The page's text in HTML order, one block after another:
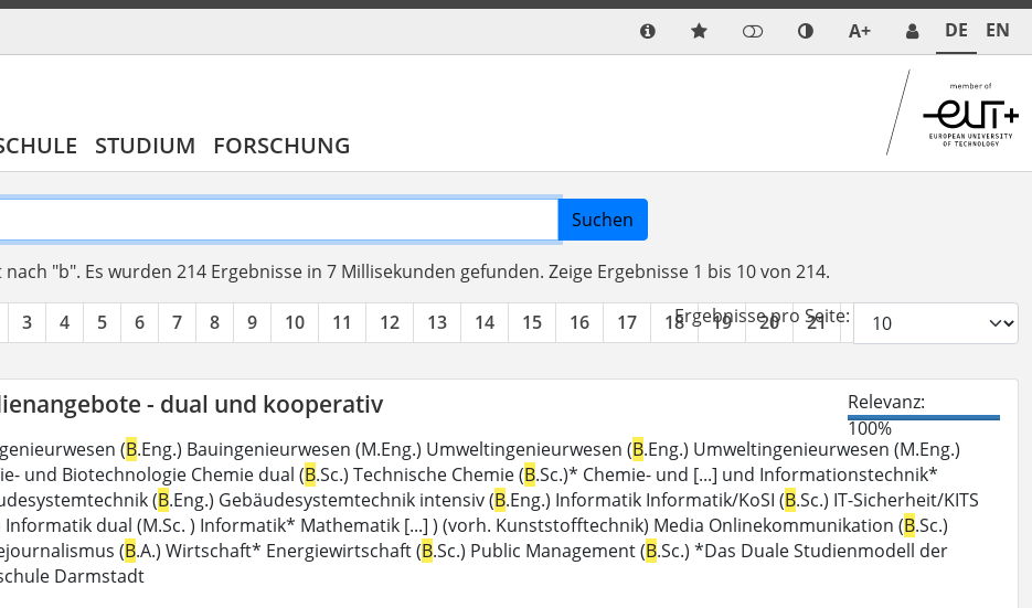
A+ DE EN
STUDIUM FORSCHUNG
Suchen
nach "b". Es wurden 214 Ergebnisse in 7 Millisekunden gefunden. Zeige Ergebnisse 1 bis 10 von 214.
3 4 5 6 7 8 9 10 11 12 13 14 15 16 17 18 19 20 21 22
Ergebnisse pro Seite:
- dual und kooperativ
Relevanz:
100%
(B.Eng.) Bauingenieurwesen (M.Eng.) Umweltingenieurwesen (B.Eng.) Umweltingenieurwesen (M.Eng.)
und Biotechnologie Chemie dual (B.Sc.) Technische Chemie (B.Sc.)* Chemie- und [...] und Informationstechnik*
(B.Eng.) Gebäudesystemtechnik intensiv (B.Eng.) Informatik Informatik/KoSI (B.Sc.) IT-Sicherheit/KITS
Informatik dual (M.Sc. ) Informatik* Mathematik [...] ) (vorh. Kunststofftechnik) Media Onlinekommunikation (B.Sc.)
(B.A.) Wirtschaft* Energiewirtschaft (B.Sc.) Public Management (B.Sc.) *Das Duale Studienmodell der
Darmstadt